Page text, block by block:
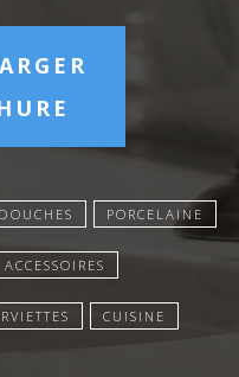
DOUCHES PORCELAINE
ACCESSOIRES
CUISINE